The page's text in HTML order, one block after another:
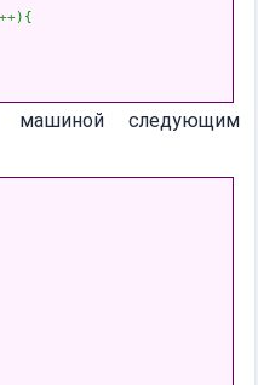
++) {
машиной следующим